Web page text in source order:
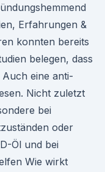
Erfahrungen &
konnten bereits
belegen, dass
eine anti-
Nicht zuletzt
bei
oder
Öl und bei
Wie wirkt